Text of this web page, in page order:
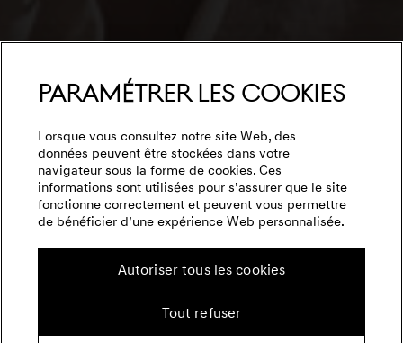
Paramétrer les cookies
Lorsque vous consultez notre site Web, des
données peuvent être stockées dans votre
navigateur sous la forme de cookies. Ces
informations sont utilisées pour s’assurer que le site
fonctionne correctement et peuvent vous permettre
de bénéficier d’une expérience Web personnalisée.
Autoriser tous les cookies
Tout refuser